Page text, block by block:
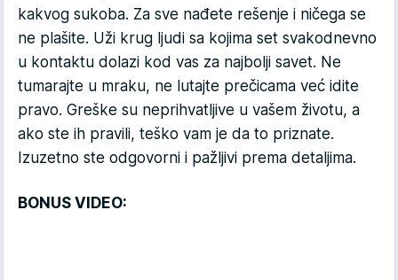
kakvog sukoba. Za sve nađete rešenje i ničega se
ne plašite. Uži krug ljudi sa kojima set svakodnevno
u kontaktu dolazi kod vas za najbolji savet. Ne
tumarajte u mraku, ne lutajte prečicama već idite
pravo. Greške su neprihvatljive u vašem životu, a
ako ste ih pravili, teško vam je da to priznate.
Izuzetno ste odgovorni i pažljivi prema detaljima.
BONUS VIDEO: